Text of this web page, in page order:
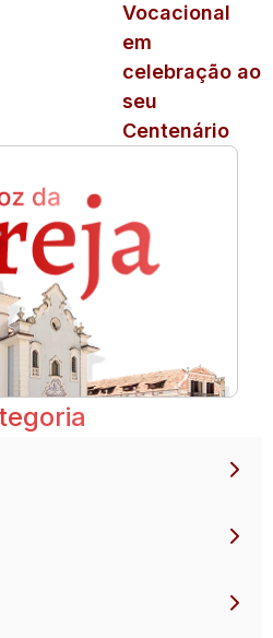
Vocacional
em
celebração ao
seu
Centenário